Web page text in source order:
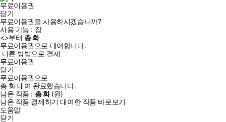
무료이용권
닫기
무료이용권을 사용하시겠습니까?
사용 가능 : 장
<>부터 총화
무료이용권으로 대여합니다.
다른 방법으로 결제
무료이용권
닫기
무료이용권으로
총 화대여 완료했습니다.
남은 작품 : 총화(원)
남은 작품 결제하기 대여한 작품 바로보기
도움말
닫기